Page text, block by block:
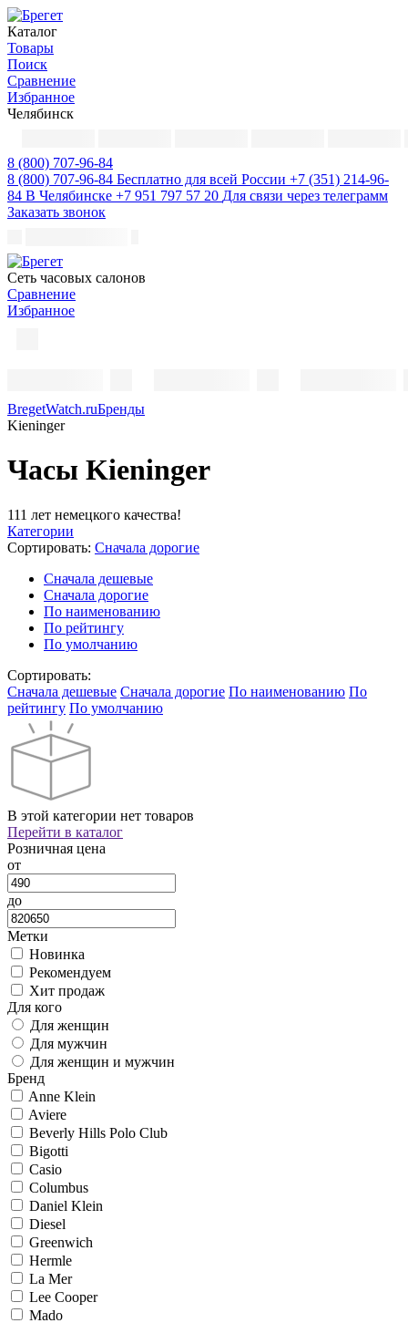
Каталог
Товары
Поиск
Сравнение
Избранное
Челябинск
8 (800) 707-96-84
8 (800) 707-96-84 Бесплатно для всей России +7 (351) 214-96-
84 В Челябинске +7 951 797 57 20 Для связи через телеграмм
Заказать звонок
Cеть часовых салонов
Сравнение
Избранное
BregetWatch.ruБренды
Kieninger
Часы Kieninger
111 лет немецкого качества!
Категории
Сортировать: Cначала дорогие
Cначала дешевые
Cначала дорогие
По наименованию
По рейтингу
По умолчанию
Сортировать:
Cначала дешевые Cначала дорогие По наименованию По
рейтингу По умолчанию
В этой категории нет товаров
Перейти в каталог
Розничная цена
от
до
Метки
Новинка
Рекомендуем
Хит продаж
Для кого
Для женщин
Для мужчин
Для женщин и мужчин
Бренд
Anne Klein
Aviere
Beverly Hills Polo Club
Bigotti
Casio
Columbus
Daniel Klein
Diesel
Greenwich
Hermle
La Mer
Lee Cooper
Mado